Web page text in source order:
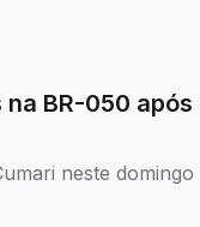
BR-050 após
neste domingo